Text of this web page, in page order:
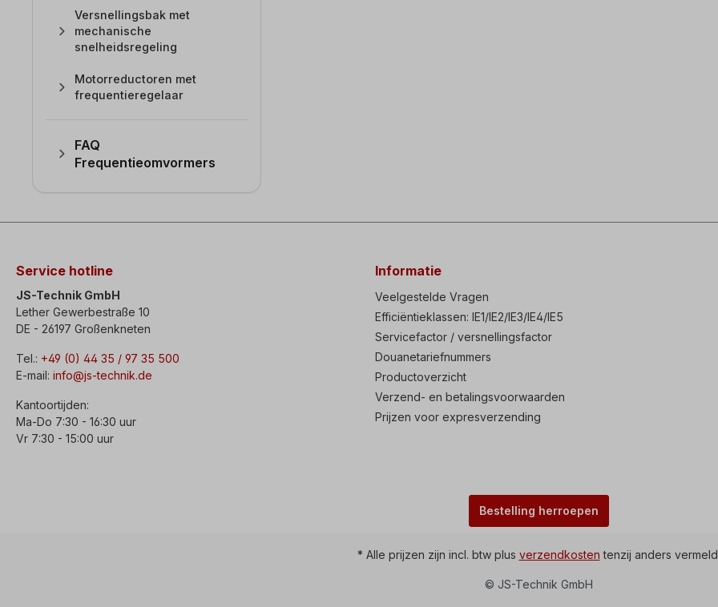
Versnellingsbak met
mechanische
snelheidsregeling
Motorreductoren met
frequentieregelaar
FAQ
Frequentieomvormers
Service hotline
JS-Technik GmbH
Lether Gewerbestraße 10
DE - 26197 Großenkneten
Tel.: +49 (0) 44 35 / 97 35 500
E-mail: info@js-technik.de
Kantoortijden:
Ma-Do 7:30 - 16:30 uur
Vr 7:30 - 15:00 uur
Informatie
Veelgestelde Vragen
Efficiëntieklassen: IE1/IE2/IE3/IE4/IE5
Servicefactor / versnellingsfactor
Douanetariefnummers
Productoverzicht
Verzend- en betalingsvoorwaarden
Prijzen voor expresverzending
Bestelling herroepen
* Alle prijzen zijn incl. btw plus verzendkosten tenzij anders
© JS-Technik GmbH